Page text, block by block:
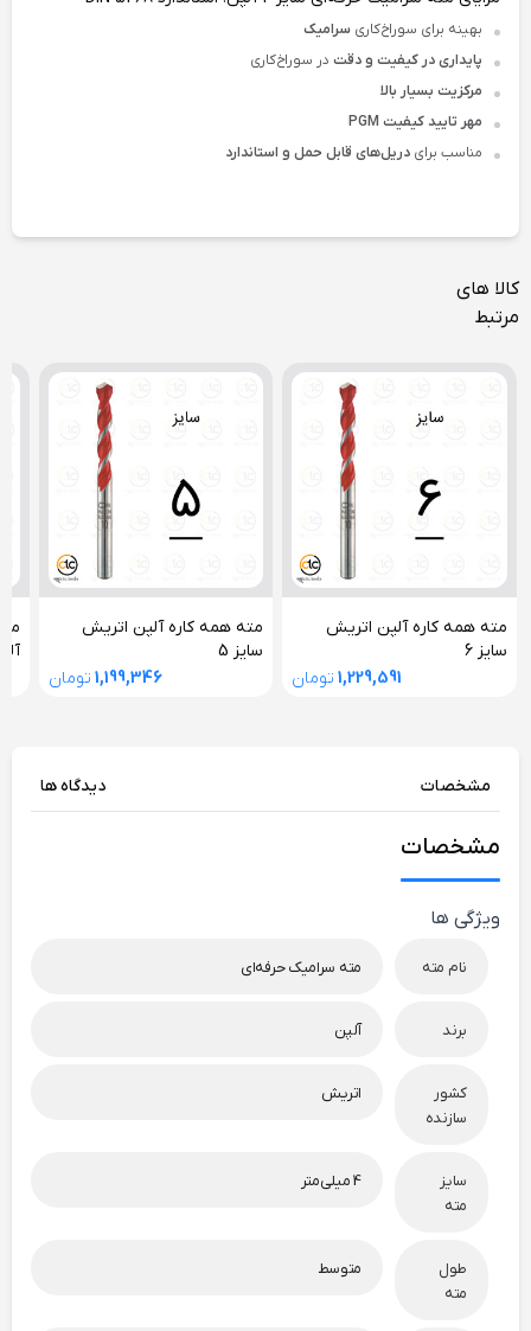
بهینه برای سوراخ‌کاری سرامیک
پایداری در کیفیت و دقت در سوراخ‌کاری
مرکزیت بسیار بالا
مهر تایید کیفیت PGM
مناسب برای دریل‌های قابل حمل و استاندارد
کالا های
مرتبط
مته همه کاره آلپن اتریش
سایز 6
1,229,591 تومان
مته همه کاره آلپن اتریش
سایز 5
1,199,346 تومان
مشخصات دیدگاه ها
مشخصات
ویژگی ها
نام مته مته سرامیک حرفه‌ای
برند آلپن
کشور
سازنده
اتریش
سایز
مته
4 میلی‌متر
طول
مته
متوسط